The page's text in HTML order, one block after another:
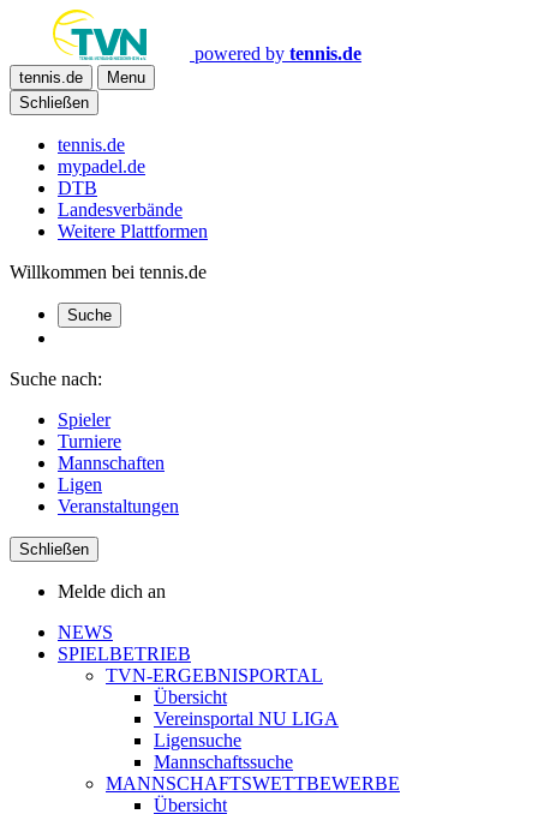
powered by tennis.de
tennis.de
Menu
Schließen
tennis.de
mypadel.de
DTB
Landesverbände
Weitere Plattformen
Willkommen bei tennis.de
Suche
Suche nach:
Spieler
Turniere
Mannschaften
Ligen
Veranstaltungen
Schließen
Melde dich an
NEWS
SPIELBETRIEB
TVN-ERGEBNISPORTAL
Übersicht
Vereinsportal NU LIGA
Ligensuche
Mannschaftssuche
MANNSCHAFTSWETTBEWERBE
Übersicht